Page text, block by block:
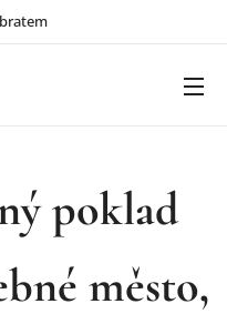
poklad
město,